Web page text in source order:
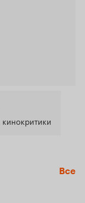
кинокритики
Все